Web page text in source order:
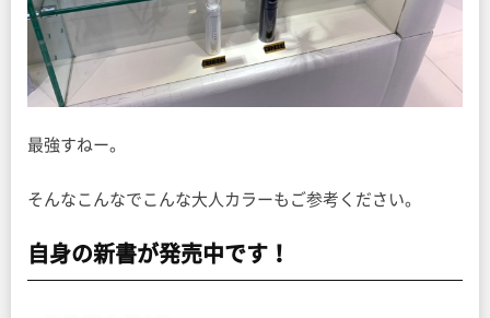
最強すねー。
そんなこんなでこんな大人カラーもご参考ください。
自身の新書が発売中です！